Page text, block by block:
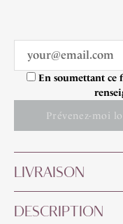
En soumettant ce
Prévenez-moi
LIVRAISON
DESCRIPTION